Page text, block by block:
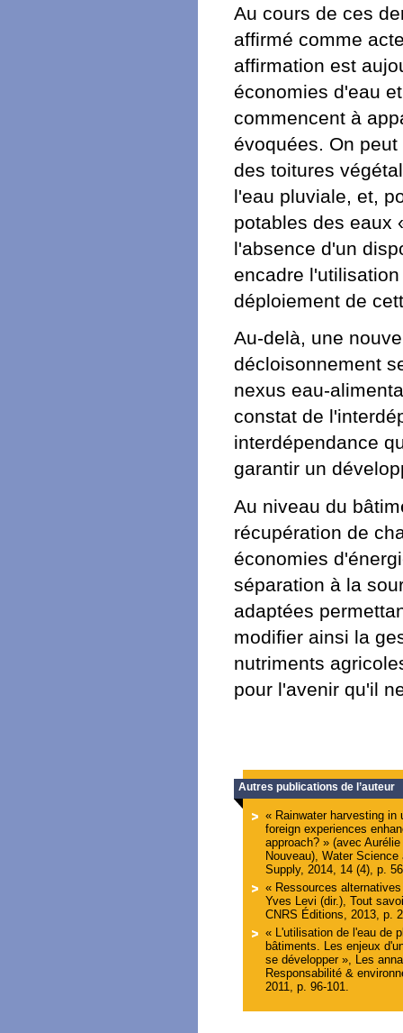
Au cours de ces
affirmé comme
affirmation est
économies d'eau
commencent à
évoquées. On
des toitures
l'eau pluviale, et,
potables des eaux
l'absence d'un
encadre
déploiement de
Au-delà, une
décloisonnement
nexus eau-
constat de
interdépendance
garantir un
Au niveau du
récupération de
économies
séparation à la
adaptées
modifier ainsi la
nutriments
pour l'avenir qu'il
Autres publications de l’auteur
« Rainwater harvesting in
foreign experiences
approach? » (avec
Nouveau), Water
Supply, 2014, 14 (4), p.
« Ressources
Yves Levi (dir.), Tout
CNRS Éditions, 2013, p.
« L'utilisation de l'eau de
bâtiments. Les enjeux
se développer », Les
Responsabilité &
2011, p. 96-101.